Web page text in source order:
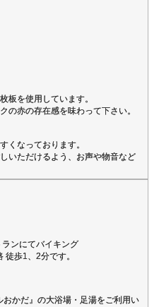
板を使用しています。
の赤の存在感を味わって下さい。
くなっております。
いただけるよう、お声や物音など
ンにてバイキング
徒歩1、2分です。
かだ』の大浴場・足湯をご利用い